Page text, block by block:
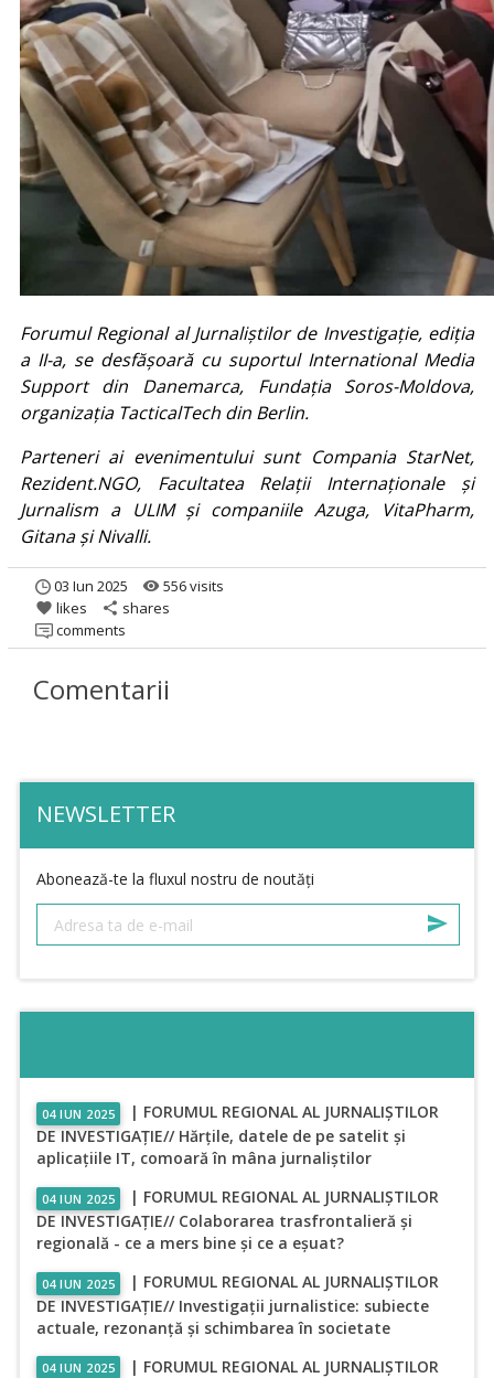
Forumul Regional al Jurnaliștilor de Investigație, ediția
a II-a, se desfășoară cu suportul International Media
Support din Danemarca, Fundația Soros-Moldova,
organizația TacticalTech din Berlin.
Parteneri ai evenimentului sunt Compania StarNet,
Rezident.NGO, Facultatea Relații Internaționale și
Jurnalism a ULIM și companiile Azuga, VitaPharm,
Gitana și Nivalli.
03 Iun 2025 remove_red_eye 556 visits
favorite likes share shares
comments
Comentarii
NEWSLETTER
Abonează-te la fluxul nostru de noutăți
04 IUN 2025
| FORUMUL REGIONAL AL JURNALIȘTILOR
DE INVESTIGAȚIE// Hărțile, datele de pe satelit și
aplicațiile IT, comoară în mâna jurnaliștilor
04 IUN 2025
| FORUMUL REGIONAL AL JURNALIȘTILOR
DE INVESTIGAȚIE// Colaborarea trasfrontalieră și
regională - ce a mers bine și ce a eșuat?
04 IUN 2025
| FORUMUL REGIONAL AL JURNALIȘTILOR
DE INVESTIGAȚIE// Investigații jurnalistice: subiecte
actuale, rezonanță și schimbarea în societate
04 IUN 2025
| FORUMUL REGIONAL AL JURNALIȘTILOR